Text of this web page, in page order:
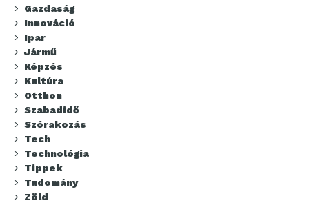
Gazdaság
Innováció
Ipar
Jármű
Képzés
Kultúra
Otthon
Szabadidő
Szórakozás
Tech
Technológia
Tippek
Tudomány
Zöld